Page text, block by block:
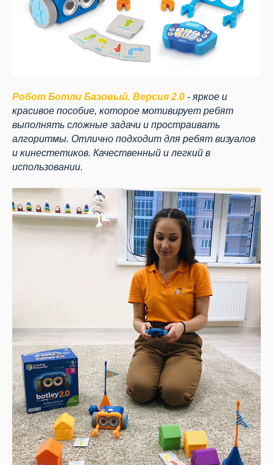
Робот Ботли Базовый. Версия 2.0 - яркое и
красивое пособие, которое мотивирует ребят
выполнять сложные задачи и простраивать
алгоритмы. Отлично подходит для ребят визуалов
и кинестетиков. Качественный и легкий в
использовании.